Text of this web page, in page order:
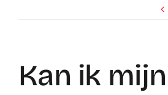
Kan ik mijn